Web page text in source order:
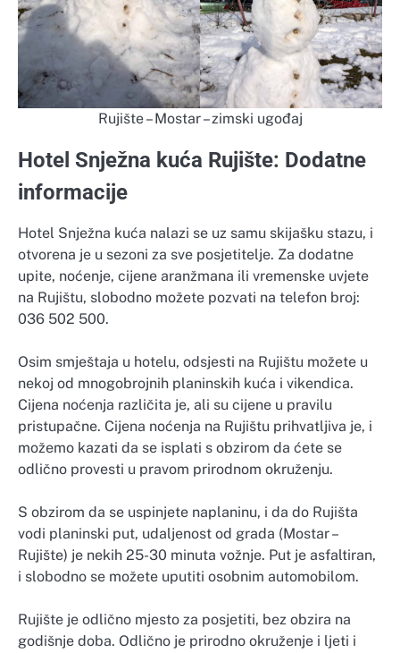
Rujište – Mostar – zimski ugođaj
Hotel Snježna kuća Rujište: Dodatne
informacije
Hotel Snježna kuća nalazi se uz samu skijašku stazu, i
otvorena je u sezoni za sve posjetitelje. Za dodatne
upite, noćenje, cijene aranžmana ili vremenske uvjete
na Rujištu, slobodno možete pozvati na telefon broj:
036 502 500.
Osim smještaja u hotelu, odsjesti na Rujištu možete u
nekoj od mnogobrojnih planinskih kuća i vikendica.
Cijena noćenja različita je, ali su cijene u pravilu
pristupačne. Cijena noćenja na Rujištu prihvatljiva je, i
možemo kazati da se isplati s obzirom da ćete se
odlično provesti u pravom prirodnom okruženju.
S obzirom da se uspinjete naplaninu, i da do Rujišta
vodi planinski put, udaljenost od grada (Mostar –
Rujište) je nekih 25-30 minuta vožnje. Put je asfaltiran,
i slobodno se možete uputiti osobnim automobilom.
Rujište je odlično mjesto za posjetiti, bez obzira na
godišnje doba. Odlično je prirodno okruženje i ljeti i